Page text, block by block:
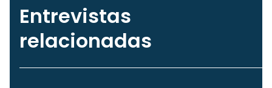
Entrevistas
relacionadas